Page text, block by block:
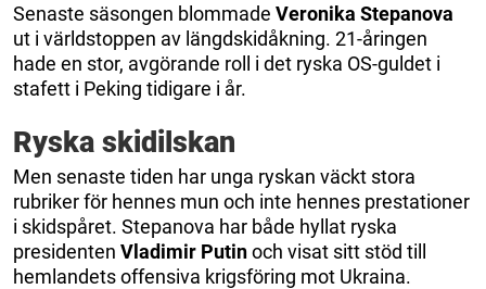
Senaste säsongen blommade Veronika Stepanova
ut i världstoppen av längdskidåkning. 21-åringen
hade en stor, avgörande roll i det ryska OS-guldet i
stafett i Peking tidigare i år.
Ryska skidilskan
Men senaste tiden har unga ryskan väckt stora
rubriker för hennes mun och inte hennes prestationer
i skidspåret. Stepanova har både hyllat ryska
presidenten Vladimir Putinoch visat sitt stöd till
hemlandets offensiva krigsföring mot Ukraina.